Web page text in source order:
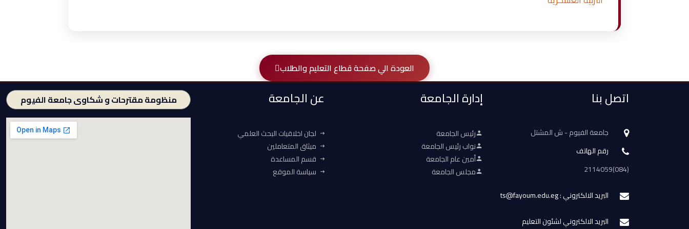
العودة الي صفحة قطاع التعليم والطلاب
اتصل بنا
جامعة الفيوم - ش المشتل
رقم الهاتف
(084)2114059
البريد الالكتروني : ts@fayoum.edu.eg
البريد الالكتروني لشئون التعليم
إدارة الجامعة
رئيس الجامعة
نواب رئيس الجامعة
أمين عام الجامعة
مجلس الجامعة
عن الجامعة
لجان اخلاقيات البحث العلمي
ميثاق المتعاملين
قسم المساعدة
سياسة الموقع
منظومة مقترحات و شكاوى جامعة الفيوم